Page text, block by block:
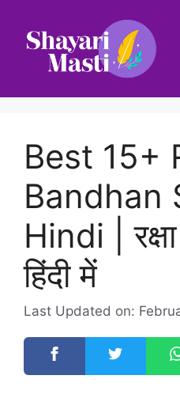
Best 15+
Bandhan
Hindi |
हिंदी में
Last Updated on: